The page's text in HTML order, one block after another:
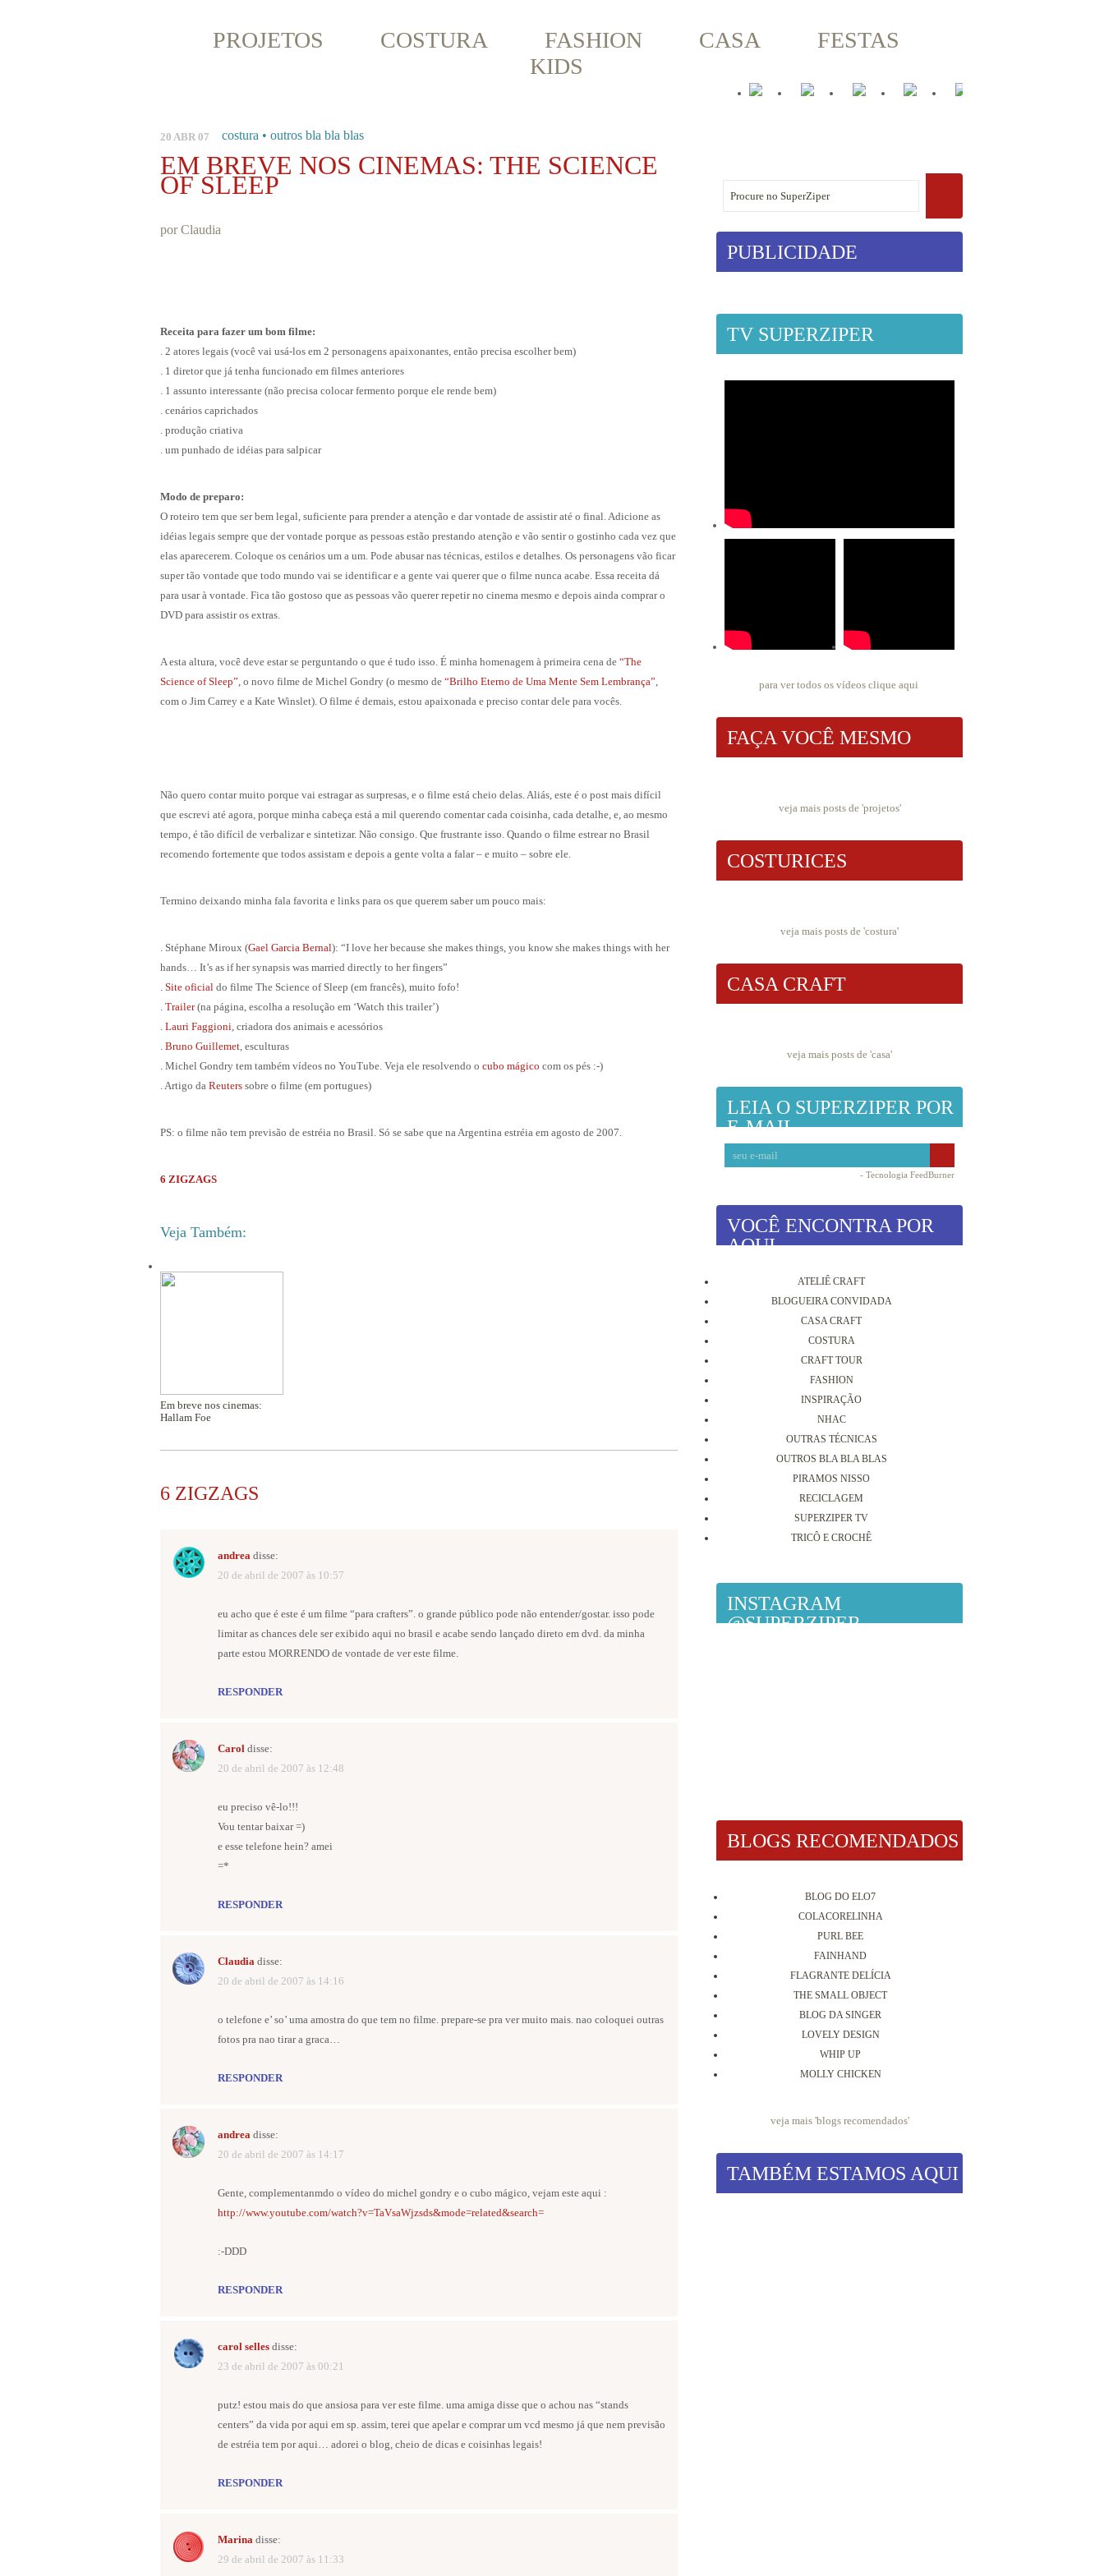
PROJETOS COSTURA FASHION CASA
FESTAS
KIDS
20 ABR 07 costura • outros bla bla blas
EM BREVE NOS CINEMAS: THE SCIENCE
OF SLEEP
porClaudia
Receita para fazer um bom filme:
. 2 atores legais (você vai usá-los em 2 personagens apaixonantes, então precisa escolher bem)
. 1 diretor que já tenha funcionado em filmes anteriores
. 1 assunto interessante (não precisa colocar fermento porque ele rende bem)
. cenários caprichados
. produção criativa
. um punhado de idéias para salpicar
Modo de preparo:
O roteiro tem que ser bem legal, suficiente para prender a atenção e dar vontade de assistir até o final. Adicione as
idéias legais sempre que der vontade porque as pessoas estão prestando atenção e vão sentir o gostinho cada vez que
elas aparecerem. Coloque os cenários um a um. Pode abusar nas técnicas, estilos e detalhes. Os personagens vão ficar
super tão vontade que todo mundo vai se identificar e a gente vai querer que o filme nunca acabe. Essa receita dá
para usar à vontade. Fica tão gostoso que as pessoas vão querer repetir no cinema mesmo e depois ainda comprar o
DVD para assistir os extras.
A esta altura, você deve estar se perguntando o que é tudo isso. É minha homenagem à primeira cena de “The
Science of Sleep”, o novo filme de Michel Gondry (o mesmo de “Brilho Eterno de Uma Mente Sem Lembrança”,
com o Jim Carrey e a Kate Winslet). O filme é demais, estou apaixonada e preciso contar dele para vocês.
Não quero contar muito porque vai estragar as surpresas, e o filme está cheio delas. Aliás, este é o post mais difícil
que escrevi até agora, porque minha cabeça está a mil querendo comentar cada coisinha, cada detalhe, e, ao mesmo
tempo, é tão difícil de verbalizar e sintetizar. Não consigo. Que frustrante isso. Quando o filme estrear no Brasil
recomendo fortemente que todos assistam e depois a gente volta a falar – e muito – sobre ele.
Termino deixando minha fala favorita e links para os que querem saber um pouco mais:
. Stéphane Miroux (Gael Garcia Bernal): “I love her because she makes things, you know she makes things with her
hands… It’s as if her synapsis was married directly to her fingers”
. Site oficial do filme The Science of Sleep (em francês), muito fofo!
. Trailer(na página, escolha a resolução em ‘Watch this trailer’)
. Lauri Faggioni, criadora dos animais e acessórios
. Bruno Guillemet, esculturas
. Michel Gondry tem também vídeos no YouTube. Veja ele resolvendo o cubo mágico com os pés :-)
. Artigo da Reuters sobre o filme (em portugues)
PS: o filme não tem previsão de estréia no Brasil. Só se sabe que na Argentina estréia em agosto de 2007.
6 ZIGZAGS
Veja Também:
Em breve nos cinemas:
Hallam Foe
6 ZIGZAGS
andrea disse:
20 de abril de 2007 às 10:57
eu acho que é este é um filme “para crafters”. o grande público pode não entender/gostar. isso pode
limitar as chances dele ser exibido aqui no brasil e acabe sendo lançado direto em dvd. da minha
parte estou MORRENDO de vontade de ver este filme.
RESPONDER
Carol disse:
20 de abril de 2007 às 12:48
eu preciso vê-lo!!!
Vou tentar baixar =)
e esse telefone hein? amei
=*
RESPONDER
Claudia disse:
20 de abril de 2007 às 14:16
o telefone e’ so’ uma amostra do que tem no filme. prepare-se pra ver muito mais. nao coloquei outras
fotos pra nao tirar a graca…
RESPONDER
andrea disse:
20 de abril de 2007 às 14:17
Gente, complementanmdo o vídeo do michel gondry e o cubo mágico, vejam este aqui :
http://www.youtube.com/watch?v=TaVsaWjzsds&mode=related&search=
:-DDD
RESPONDER
carol selles disse:
23 de abril de 2007 às 00:21
putz! estou mais do que ansiosa para ver este filme. uma amiga disse que o achou nas “stands
centers” da vida por aqui em sp. assim, terei que apelar e comprar um vcd mesmo já que nem previsão
de estréia tem por aqui… adorei o blog, cheio de dicas e coisinhas legais!
RESPONDER
Marina disse:
29 de abril de 2007 às 11:33
PUBLICIDADE
TV SUPERZIPER
para ver todos os vídeos clique aqui
FAÇA VOCÊ MESMO
veja mais posts de 'projetos'
COSTURICES
veja mais posts de 'costura'
CASA CRAFT
veja mais posts de 'casa'
LEIA O SUPERZIPER POR
E-MAIL
- Tecnologia FeedBurner
VOCÊ ENCONTRA POR
AQUI
ATELIÊ CRAFT
BLOGUEIRA CONVIDADA
CASA CRAFT
COSTURA
CRAFT TOUR
FASHION
INSPIRAÇÃO
NHAC
OUTRAS TÉCNICAS
OUTROS BLA BLA BLAS
PIRAMOS NISSO
RECICLAGEM
SUPERZIPER TV
TRICÔ E CROCHÊ
INSTAGRAM
@SUPERZIPER
BLOGS RECOMENDADOS
BLOG DO ELO7
COLACORELINHA
PURL BEE
FAINHAND
FLAGRANTE DELÍCIA
THE SMALL OBJECT
BLOG DA SINGER
LOVELY DESIGN
WHIP UP
MOLLY CHICKEN
veja mais 'blogs recomendados'
TAMBÉM ESTAMOS AQUI